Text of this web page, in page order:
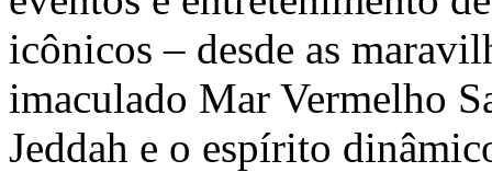
icônicos – desde as
imaculado Mar Vermelho
Jeddah e o espírito